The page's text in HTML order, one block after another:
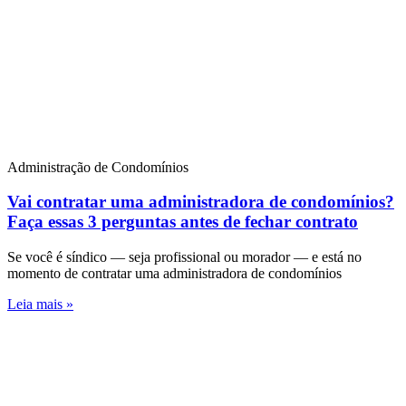
Administração de Condomínios
Vai contratar uma administradora de condomínios?
Faça essas 3 perguntas antes de fechar contrato
Se você é síndico — seja profissional ou morador — e está no
momento de contratar uma administradora de condomínios
Leia mais »